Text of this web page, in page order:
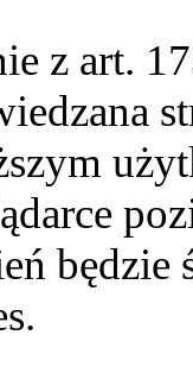
z art.